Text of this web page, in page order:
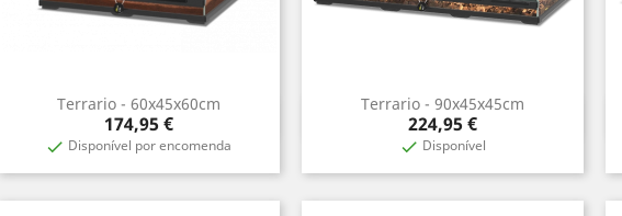
Terrario - 60x45x60cm
Prix
174,95 €
 Disponível por encomenda
Aperçu rapide
Terrario - 90x45x45cm
Prix
224,95 €
 Disponível
Aperçu rapide